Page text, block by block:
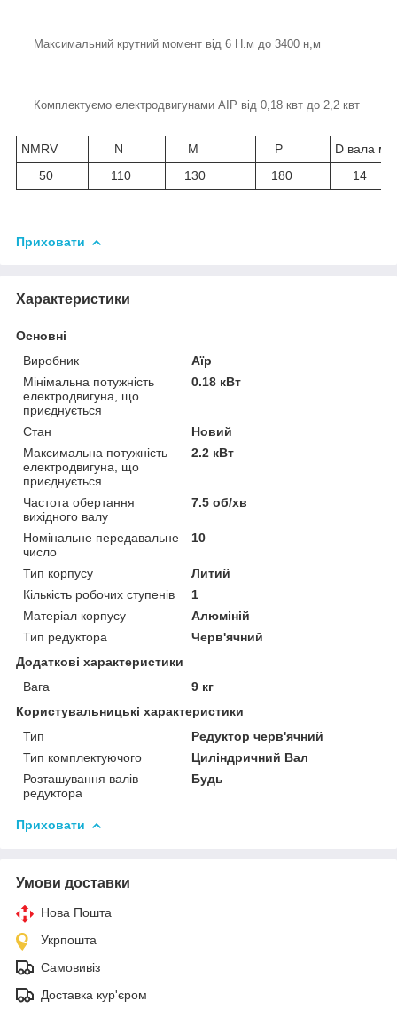
Максимальний крутний момент від 6 Н.м до 3400 н,м
Комплектуємо електродвигунами АІР від 0,18 квт до 2,2 квт
NMRV N M P
D вала мм
50
110 130 180 14
Приховати
Характеристики
Основні
Виробник
Аїр
Мінімальна потужність
електродвигуна, що
приєднується
0.18 кВт
Стан
Новий
Максимальна потужність
електродвигуна, що
приєднується
2.2 кВт
Частота обертання
вихідного валу
7.5 об/хв
Номінальне передавальне
число
10
Тип корпусу
Литий
Кількість робочих ступенів
1
Матеріал корпусу
Алюміній
Тип редуктора
Черв'ячний
Додаткові характеристики
Вага
9 кг
Користувальницькі характеристики
Тип
Редуктор черв'ячний
Тип комплектуючого
Циліндричний Вал
Розташування валів
редуктора
Будь
Приховати
Умови доставки
Нова Пошта
Укрпошта
Самовивіз
Доставка кур'єром